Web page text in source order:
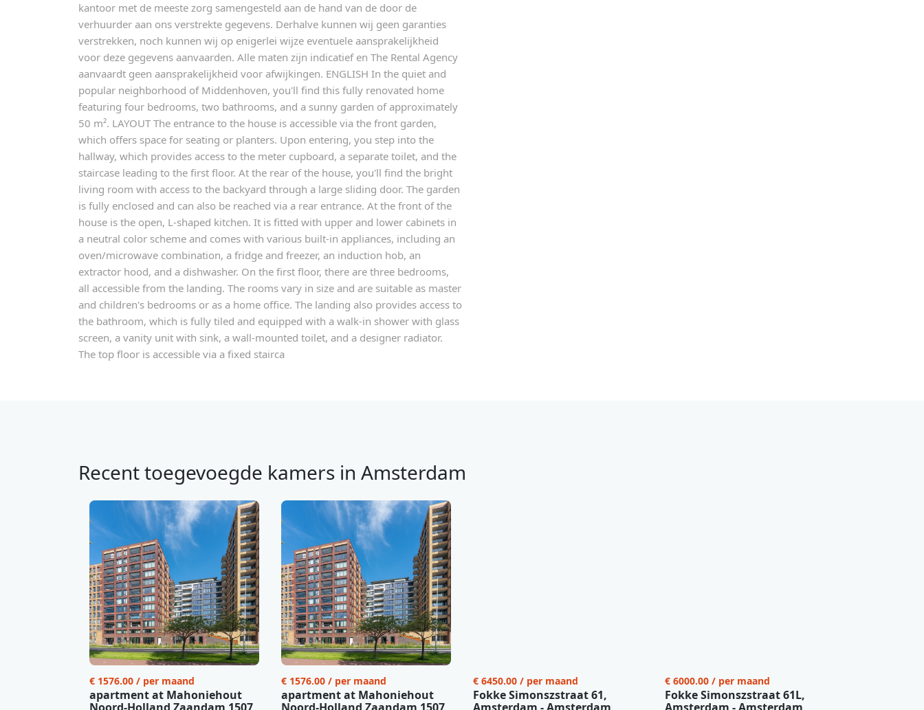
kantoor met de meeste zorg samengesteld aan de hand van de door de
verhuurder aan ons verstrekte gegevens. Derhalve kunnen wij geen garanties
verstrekken, noch kunnen wij op enigerlei wijze eventuele aansprakelijkheid
voor deze gegevens aanvaarden. Alle maten zijn indicatief en The Rental Agency
aanvaardt geen aansprakelijkheid voor afwijkingen. ENGLISH In the quiet and
popular neighborhood of Middenhoven, you'll find this fully renovated home
featuring four bedrooms, two bathrooms, and a sunny garden of approximately
50 m². LAYOUT The entrance to the house is accessible via the front garden,
which offers space for seating or planters. Upon entering, you step into the
hallway, which provides access to the meter cupboard, a separate toilet, and the
staircase leading to the first floor. At the rear of the house, you'll find the bright
living room with access to the backyard through a large sliding door. The garden
is fully enclosed and can also be reached via a rear entrance. At the front of the
house is the open, L-shaped kitchen. It is fitted with upper and lower cabinets in
a neutral color scheme and comes with various built-in appliances, including an
oven/microwave combination, a fridge and freezer, an induction hob, an
extractor hood, and a dishwasher. On the first floor, there are three bedrooms,
all accessible from the landing. The rooms vary in size and are suitable as master
and children's bedrooms or as a home office. The landing also provides access to
the bathroom, which is fully tiled and equipped with a walk-in shower with glass
screen, a vanity unit with sink, a wall-mounted toilet, and a designer radiator.
The top floor is accessible via a fixed stairca
Recent toegevoegde kamers in Amsterdam
€ 1576.00 / per maand
apartment at Mahoniehout
€ 1576.00 / per maand
apartment at Mahoniehout
€ 6450.00 / per maand
Fokke Simonszstraat 61,
€ 6000.00 / per maand
Fokke Simonszstraat 61L,